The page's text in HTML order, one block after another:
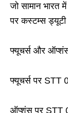
जो सामान भारत
पर कस्टम्स
फ्यूचर्स और
फ्यूचर्स पर STT
ऑप्शंस पर STT